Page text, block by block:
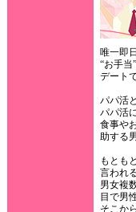
唯一即
“お手当
デート
パパ活
パパ活
食事や
助する
もとも
言われ
男女複
目で男
そこか